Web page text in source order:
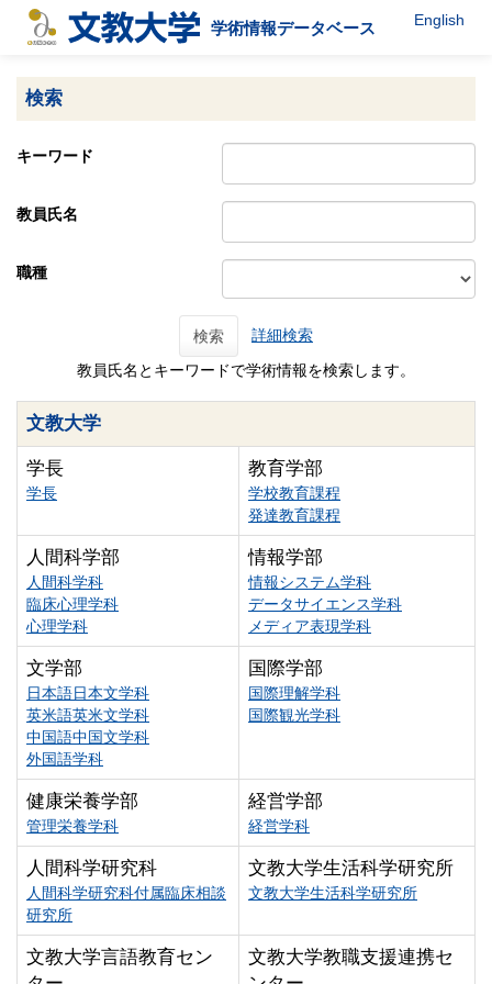
学術情報データベース English
検索
キーワード
教員氏名
職種
検索 詳細検索
教員氏名とキーワードで学術情報を検索します。
文教大学
学長
学長
教育学部
学校教育課程
発達教育課程
人間科学部
人間科学科
臨床心理学科
心理学科
情報学部
情報システム学科
データサイエンス学科
メディア表現学科
文学部
日本語日本文学科
英米語英米文学科
中国語中国文学科
外国語学科
国際学部
国際理解学科
国際観光学科
健康栄養学部
管理栄養学科
経営学部
経営学科
人間科学研究科
人間科学研究科付属臨床相談
研究所
文教大学生活科学研究所
文教大学生活科学研究所
文教大学言語教育セン
文教大学教職支援連携セ